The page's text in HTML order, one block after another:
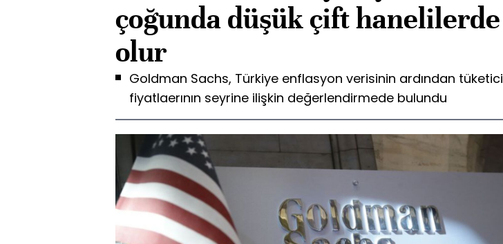
çoğunda düşük çift hanelilerde
olur
Goldman Sachs, Türkiye enflasyon verisinin ardından tüketici
fiyatlaerının seyrine ilişkin değerlendirmede bulundu